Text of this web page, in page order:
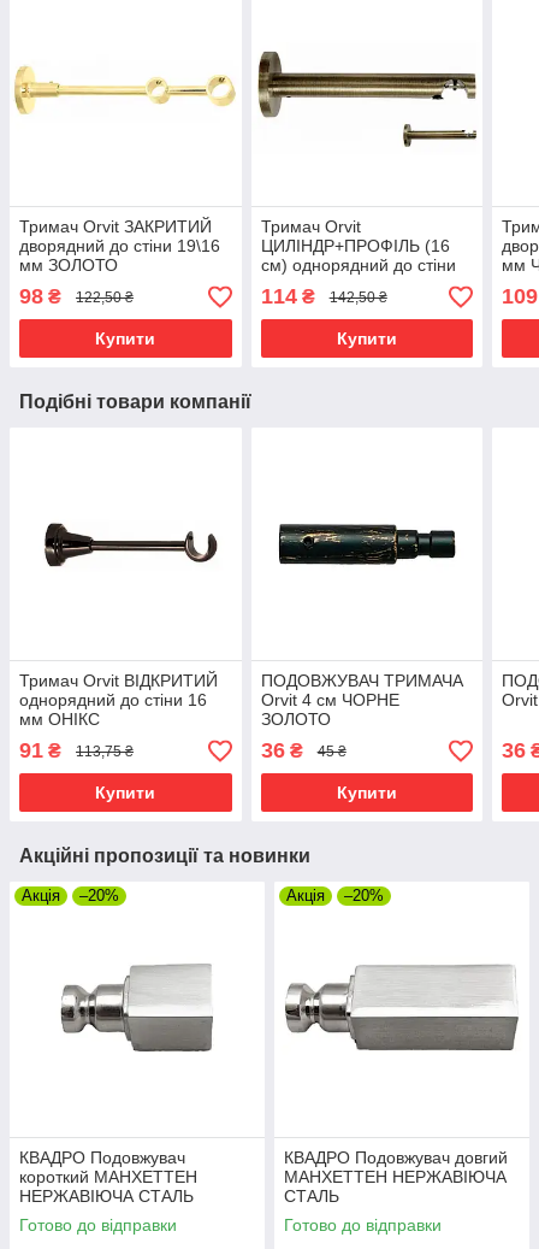
Тримач Orvit ЗАКРИТИЙ
дворядний до стіни 19\16
мм ЗОЛОТО
98 ₴ 122,50 ₴
Купити
Тримач Orvit
ЦИЛІНДР+ПРОФІЛЬ (16
см) однорядний до стіни
19 мм АНТИК
114₴ 142,50 ₴
Купити
мм
109
Подібні товари компанії
Тримач Orvit ВІДКРИТИЙ
однорядний до стіни 16
мм ОНІКС
91 ₴ 113,75 ₴
Купити
ПОДОВЖУВАЧ ТРИМАЧА
Orvit 4 см ЧОРНЕ
ЗОЛОТО
36₴ 45 ₴
Купити
36
Акційні пропозиції та новинки
Акція –20%
КВАДРО Подовжувач
короткий МАНХЕТТЕН
НЕРЖАВІЮЧА СТАЛЬ
Готово до відправки
Акція –20%
КВАДРО Подовжувач довгий
МАНХЕТТЕН НЕРЖАВІЮЧА
СТАЛЬ
Готово до відправки